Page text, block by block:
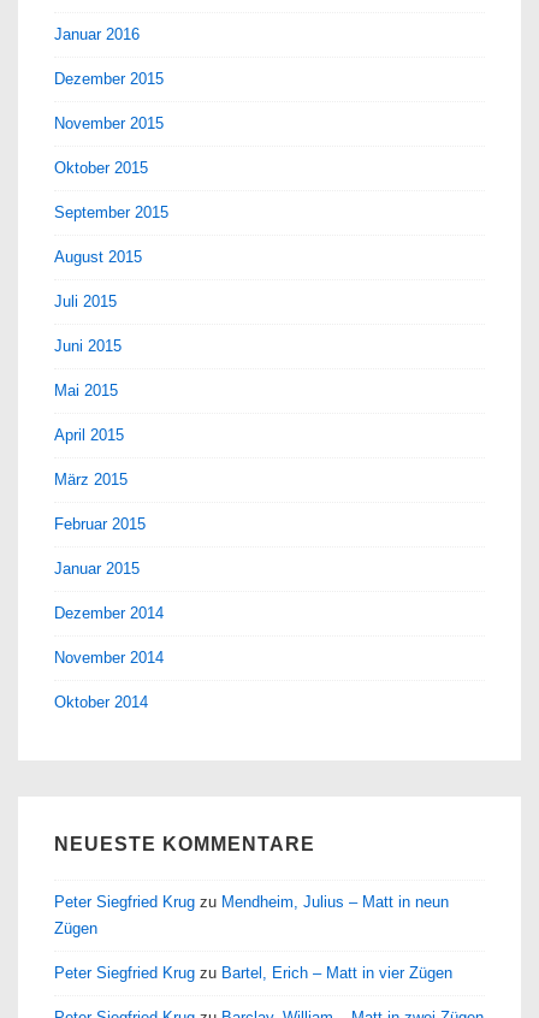
Januar 2016
Dezember 2015
November 2015
Oktober 2015
September 2015
August 2015
Juli 2015
Juni 2015
Mai 2015
April 2015
März 2015
Februar 2015
Januar 2015
Dezember 2014
November 2014
Oktober 2014
NEUESTE KOMMENTARE
Peter Siegfried Krug zu Mendheim, Julius – Matt in neun
Zügen
Peter Siegfried Krug zu Bartel, Erich – Matt in vier Zügen